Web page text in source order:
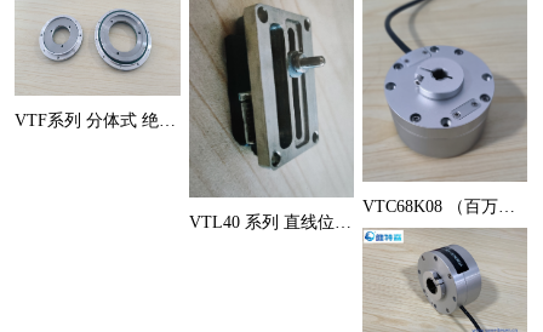
VTF系列 分体式 绝对式角度
VTL40 系列 直线位移传感
VTC68K08 （百万圈级）